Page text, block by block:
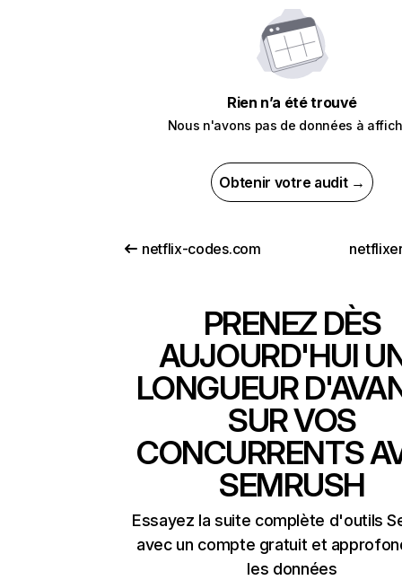
Rien n’a été trouvé
Nous n'avons pas de données à
Obtenir votre audit →
netflix-codes.com
PRENEZ DÈS
AUJOURD'HUI
LONGUEUR
SUR VOS
CONCURRENTS
SEMRUSH
Essayez la suite complète d'outils
avec un compte gratuit et
les données